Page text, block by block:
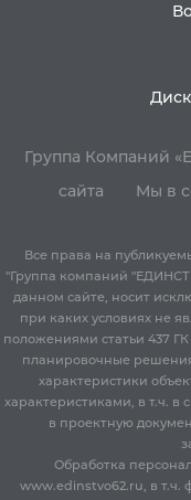
Группа Компаний
сайта
Мы в
Все права на
"Группа компаний
данном сайте, носит
при каких условиях не
положениями статьи 437
планировочные
характеристики
характеристиками, в т.ч.
в проектную
Обработка
www.edinstvo62.ru, в т.ч.